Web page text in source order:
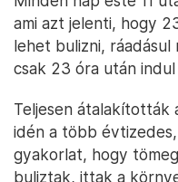
ami azt jelenti, hogy
lehet bulizni,
csak 23 óra után indul
Teljesen átalakították
idén a több
gyakorlat, hogy
buliztak, ittak a